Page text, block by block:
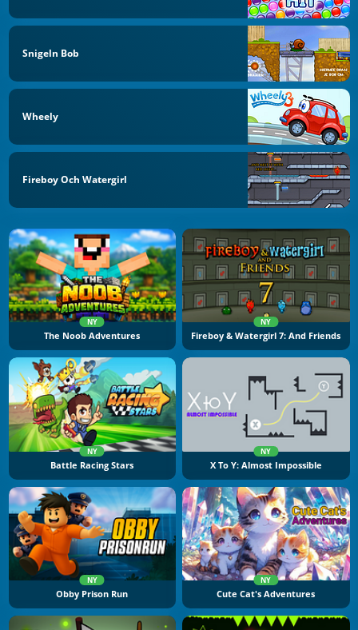
Snigeln Bob
Wheely
Fireboy Och Watergirl
NY
The Noob Adventures
NY
Fireboy & Watergirl 7: And Friends
NY
Battle Racing Stars
NY
X To Y: Almost Impossible
NY
Obby Prison Run
NY
Cute Cat's Adventures